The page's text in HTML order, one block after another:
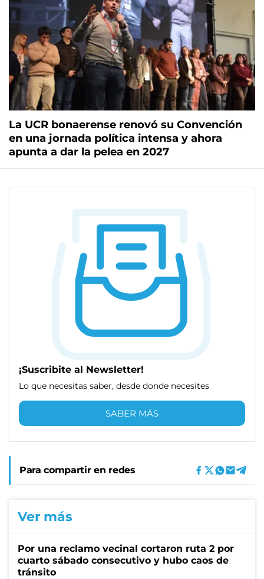
La UCR bonaerense renovó su Convención
en una jornada política intensa y ahora
apunta a dar la pelea en 2027
¡Suscribite al Newsletter!
Lo que necesitas saber, desde donde necesites
SABER MÁS
Para compartir en redes
Ver más
Por una reclamo vecinal cortaron ruta 2 por
cuarto sábado consecutivo y hubo caos de
tránsito